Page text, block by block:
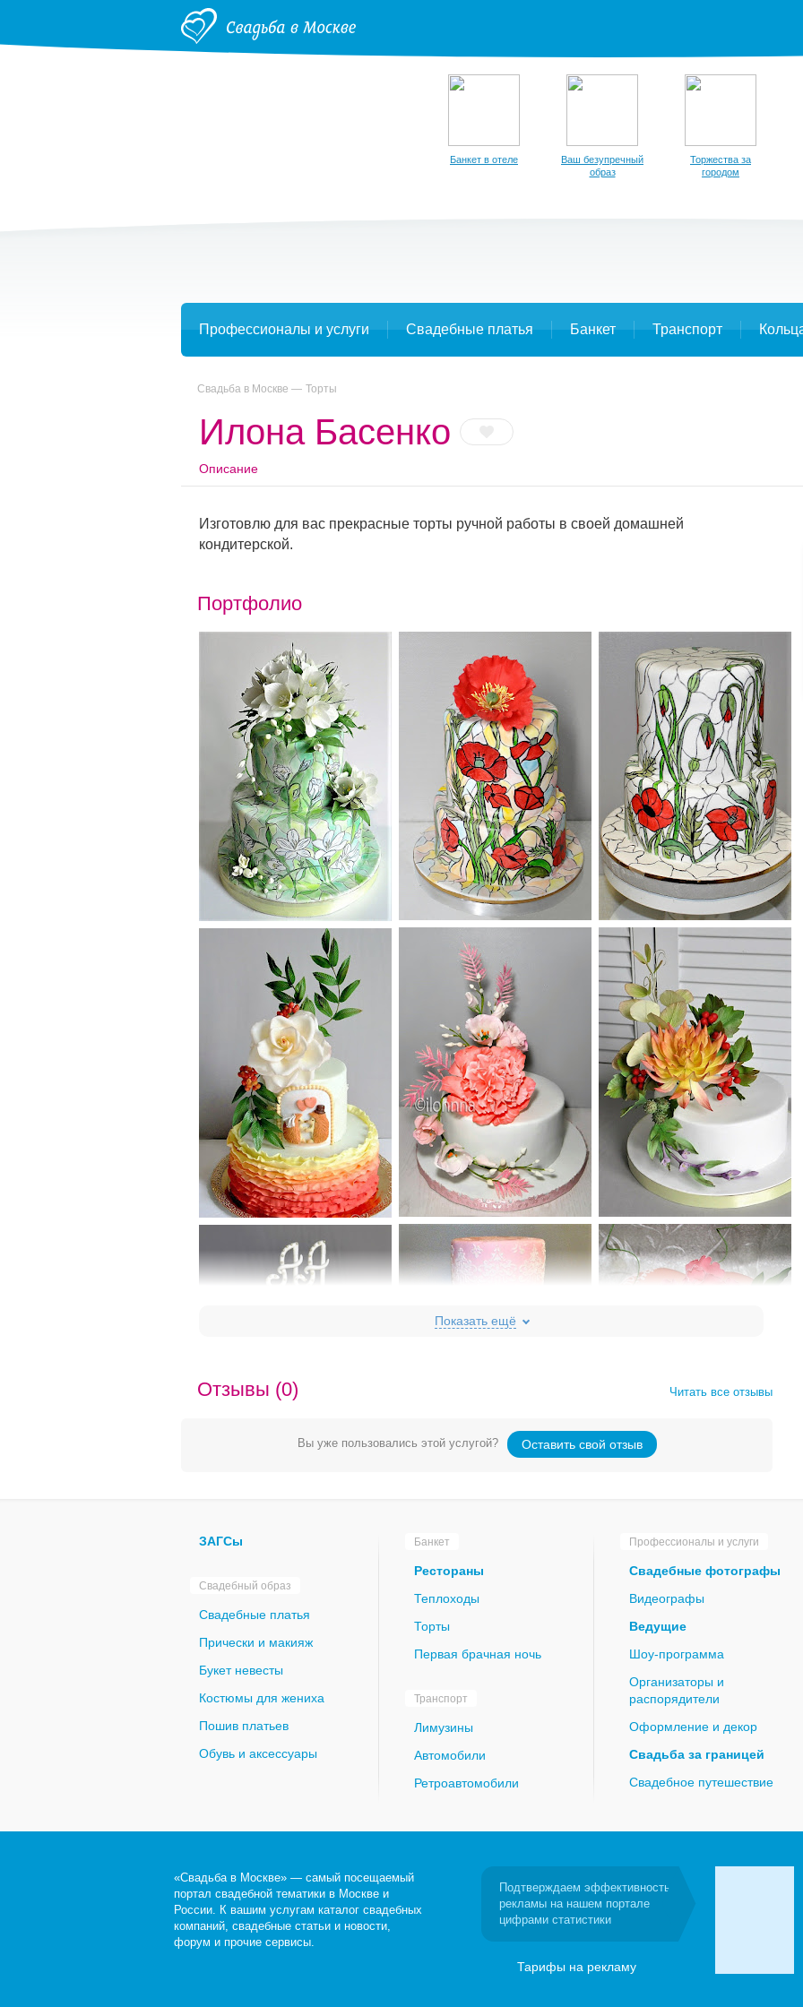
Банкет в отеле
Ваш безупречный
образ
Торжества за
городом
Профессионалы и услуги Свадебные платья Банкет Транспорт
Свадьба в Москве Торты
Илона Басенко
Описание
Изготовлю для вас прекрасные торты ручной работы в своей домашней
кондитерской.
Портфолио
Отзывы (0) Читать все отзывы
Вы уже пользовались этой услугой? Оставить свой отзыв
ЗАГСы
Свадебный образ
Свадебные платья
Прически и макияж
Букет невесты
Костюмы для жениха
Пошив платьев
Обувь и аксессуары
Банкет
Рестораны
Теплоходы
Торты
Первая брачная ночь
Транспорт
Лимузины
Автомобили
Ретроавтомобили
Профессионалы и услуги
Свадебные фотографы
Видеографы
Ведущие
Шоу-программа
Организаторы и
распорядители
Оформление и декор
Свадьба за границей
Свадебное путешествие
«Свадьба в Москве» — самый посещаемый
портал свадебной тематики в Москве и
России. К вашим услугам каталог свадебных
компаний, свадебные статьи и новости,
форум и прочие сервисы.
Подтверждаем эффективность
рекламы на нашем портале
цифрами статистики
Тарифы на рекламу